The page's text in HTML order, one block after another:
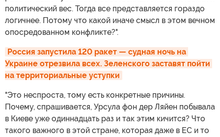
политический вес. Тогда все представляется гораздо
логичнее. Потому что какой иначе смысл в этом вечном
опосредованном конфликте?".
Россия запустила 120 ракет — судная ночь на
Украине отрезвила всех. Зеленского заставят пойти
на территориальные уступки
"Это неспроста, тому есть конкретные причины.
Почему, спрашивается, Урсула фон дер Ляйен побывала
в Киеве уже одиннадцать раз и так этим кичится? Что
такого важного в этой стране, которая даже в ЕС и то